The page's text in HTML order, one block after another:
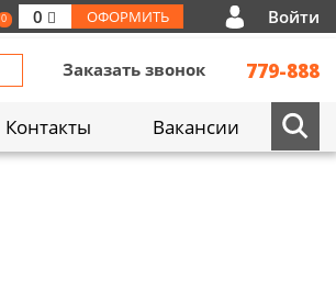
0 0 ОФОРМИТЬ Войти
Заказать звонок 779-888
Контакты Вакансии